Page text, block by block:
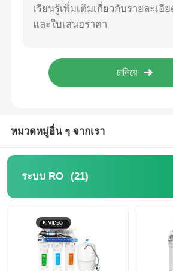
ไส้กรองน้ำ
ข้อต่อเชื่อมต่อไส้กรองน้ำ
เมมเบรน RO อุตสาหกรรม
ที่อยู่อาศัยเมมเบรน RO
หมวดหมู่อื่น ๆ จากเรา
ระบบ RO (21)